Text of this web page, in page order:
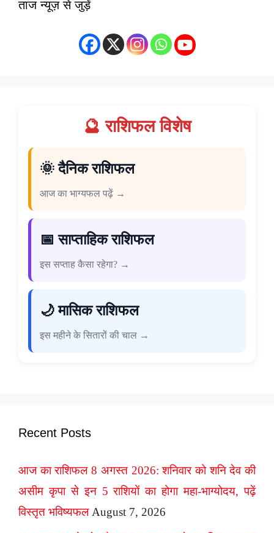
ताज न्यूज़ से जुड़ें
🔮 राशिफल विशेष
🌞 दैनिक राशिफल
आज का भाग्यफल पढ़ें →
📅 साप्ताहिक राशिफल
इस सप्ताह कैसा रहेगा? →
🌙 मासिक राशिफल
इस महीने के सितारों की चाल →
Recent Posts
आज का राशिफल 8 अगस्त 2026: शनिवार को शनि देव की
असीम कृपा से इन 5 राशियों का होगा महा-भाग्योदय, पढ़ें
विस्तृत भविष्यफल August 7, 2026